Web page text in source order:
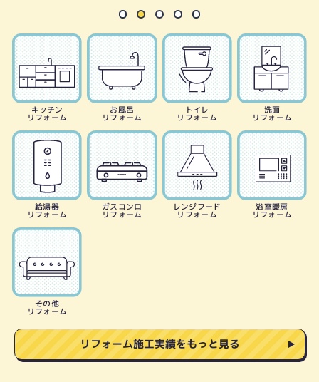
キッチン
リフォーム
お風呂
リフォーム
トイレ
リフォーム
洗面
リフォーム
給湯器
リフォーム
ガスコンロ
リフォーム
レンジフード
リフォーム
浴室暖房
リフォーム
その他
リフォーム
リフォーム施工実績をもっと見る